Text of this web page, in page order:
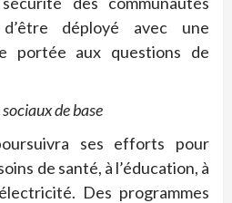
d’être déployé avec une
portée aux questions de
de base
ses efforts pour
de santé, à l’éducation, à
Des programmes